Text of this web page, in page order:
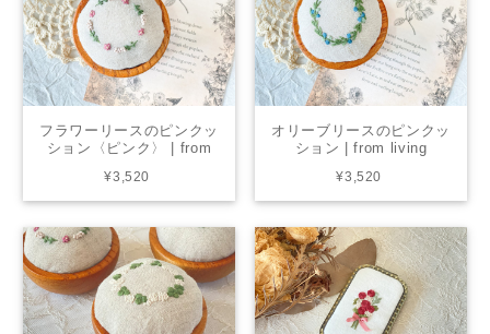
フラワーリースのピンクッ
ション〈ピンク〉 | from
¥3,520
オリーブリースのピンクッ
ション | from living
¥3,520